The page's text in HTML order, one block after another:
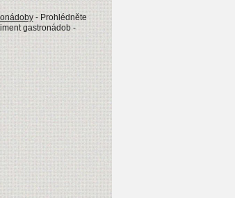
- Prohlédněte
gastronádob -